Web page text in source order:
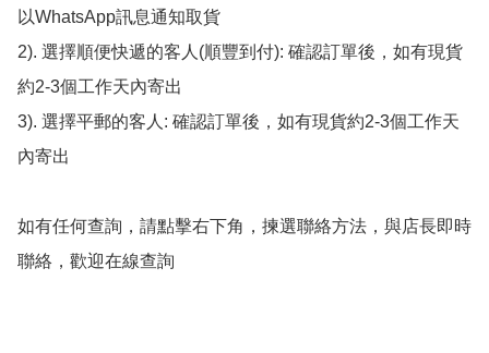
以WhatsApp訊息通知取貨
2). 選擇順便快遞的客人(順豐到付): 確認訂單後，如有現貨
約2-3個工作天內寄出
3). 選擇平郵的客人: 確認訂單後，如有現貨約2-3個工作天
內寄出
如有任何查詢，請點擊右下角，揀選聯絡方法，與店長即時
聯絡，歡迎在線查詢